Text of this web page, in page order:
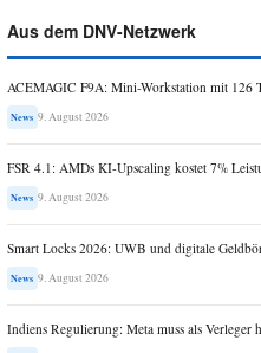
Aus dem DNV-Netzwerk
ACEMAGIC F9A: Mini-Workstation mit 126
News 9. August 2026
FSR 4.1: AMDs KI-Upscaling kostet 7%
News 9. August 2026
Smart Locks 2026: UWB und digitale
News 9. August 2026
Indiens Regulierung: Meta muss als Verleger